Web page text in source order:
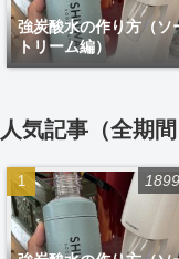
強炭酸水の作り方（ソ
トリーム編）
人気記事（全期間